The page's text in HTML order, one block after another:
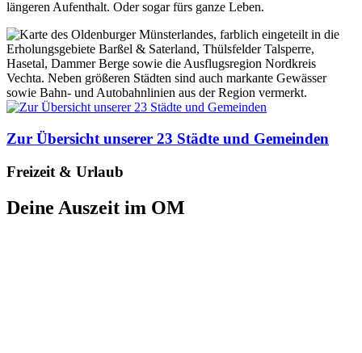
längeren Aufenthalt. Oder sogar fürs ganze Leben.
Zur Übersicht unserer 23 Städte und Gemeinden
Freizeit & Urlaub
Deine Auszeit im OM